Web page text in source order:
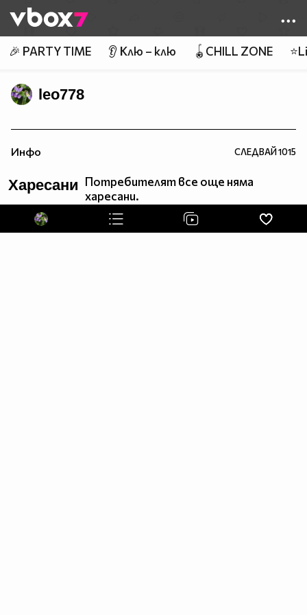
👾
🎉 PARTY TIME 👂 Клю – клю 🪀CHILL ZONE
leo778
Инфо СЛЕДВАЙ1015
Харесани Потребителят все още няма
харесани.